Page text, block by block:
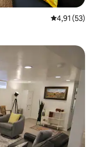
Средна
4,91 (53)